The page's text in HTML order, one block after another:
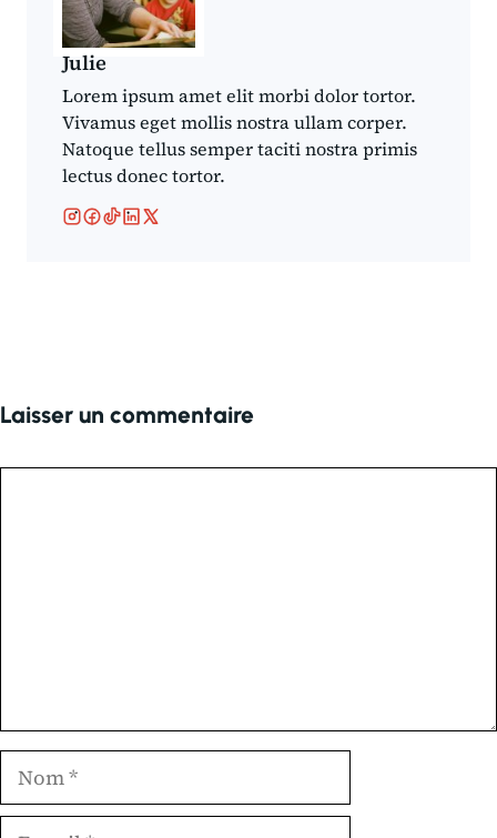
Julie
Lorem ipsum amet elit morbi dolor tortor.
Vivamus eget mollis nostra ullam corper.
Natoque tellus semper taciti nostra primis
lectus donec tortor.
Laisser un commentaire
Nom